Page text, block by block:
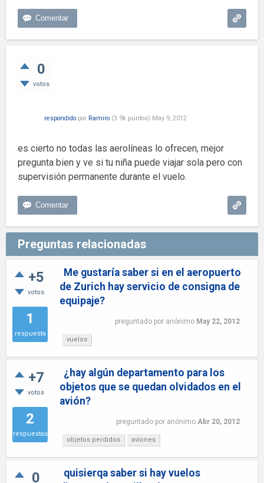
0
votos
respondido por Ramiro (3.9k puntos) May 9, 2012
es cierto no todas las aerolíneas lo ofrecen, mejor
pregunta bien y ve si tu niña puede viajar sola pero con
supervisión permanente durante el vuelo.
Preguntas relacionadas
+5
votos
1
respuesta
Me gustaría saber si en el aeropuerto
de Zurich hay servicio de consigna de
equipaje?
preguntado por anónimo May 22, 2012
vuelos
+7
votos
2
respuestas
¿hay algún departamento para los
objetos que se quedan olvidados en el
avión?
preguntado por anónimo Abr 20, 2012
objetos perdidos aviones
0
quisierqa saber si hay vuelos